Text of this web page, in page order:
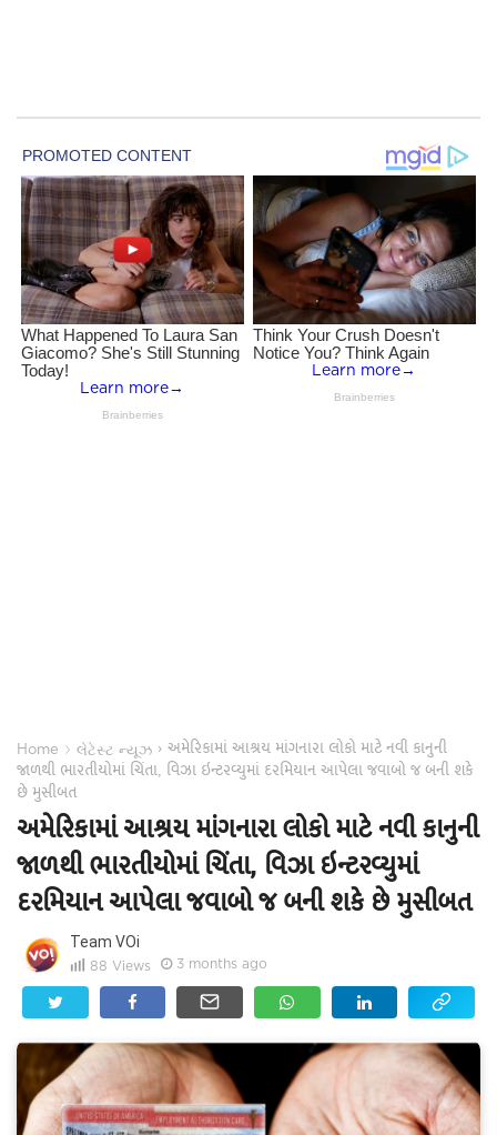
Home › લેટેસ્ટ ન્યૂઝ › અમેરિકામાં આશ્રય માંગનારા લોકો માટે નવી કાનુની
જાળથી ભારતીયોમાં ચિંતા, વિઝા ઇન્ટરવ્યુમાં દરમિયાન આપેલા જવાબો જ બની શકે
છે મુસીબત
અમેરિકામાં આશ્રય માંગનારા લોકો માટે નવી કાનુની
જાળથી ભારતીયોમાં ચિંતા, વિઝા ઇન્ટરવ્યુમાં
દરમિયાન આપેલા જવાબો જ બની શકે છે મુસીબત
Team VOi
88 Views 3 months ago